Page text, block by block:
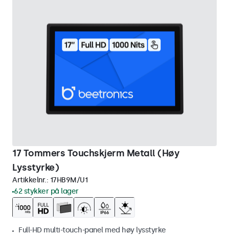
17 Tommers Touchskjerm Metall (Høy
Lysstyrke)
Artikkelnr.: 17HB9M/U1
62 stykker på lager
Full-HD multi-touch-panel med høy lysstyrke